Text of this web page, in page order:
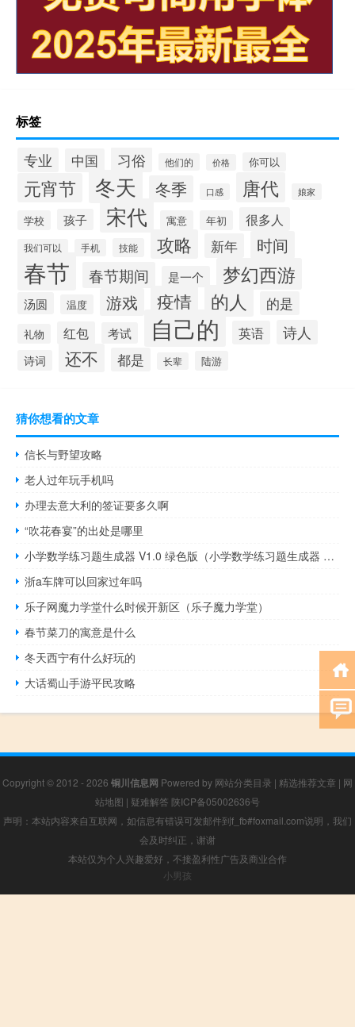
标签
专业 中国 习俗 他们的 价格 你可以
元宵节 冬天 冬季 口感 唐代 娘家
学校 孩子 宋代 寓意 年初 很多人
我们可以 手机 技能 攻略 新年 时间
春节 春节期间 是一个 梦幻西游
汤圆 温度 游戏 疫情 的人 的是
礼物 红包 考试 自己的 英语 诗人
诗词 还不 都是 长辈 陆游
猜你想看的文章
信长与野望攻略
老人过年玩手机吗
办理去意大利的签证要多久啊
“吹花春宴”的出处是哪里
小学数学练习题生成器 V1.0 绿色版（小学数学练习题生成器 V1.0 绿色版功能简介）
浙a车牌可以回家过年吗
乐子网魔力学堂什么时候开新区（乐子魔力学堂）
春节菜刀的寓意是什么
冬天西宁有什么好玩的
大话蜀山手游平民攻略
Copyright © 2012 - 2026 铜川信息网 Powered by 网站分类目录 | 精选推荐文章 | 网
站地图 | 疑难解答 陕ICP备05002636号
声明：本站内容来自互联网，如信息有错误可发邮件到f_fb#foxmail.com说明，我们
会及时纠正，谢谢
本站仅为个人兴趣爱好，不接盈利性广告及商业合作
小男孩